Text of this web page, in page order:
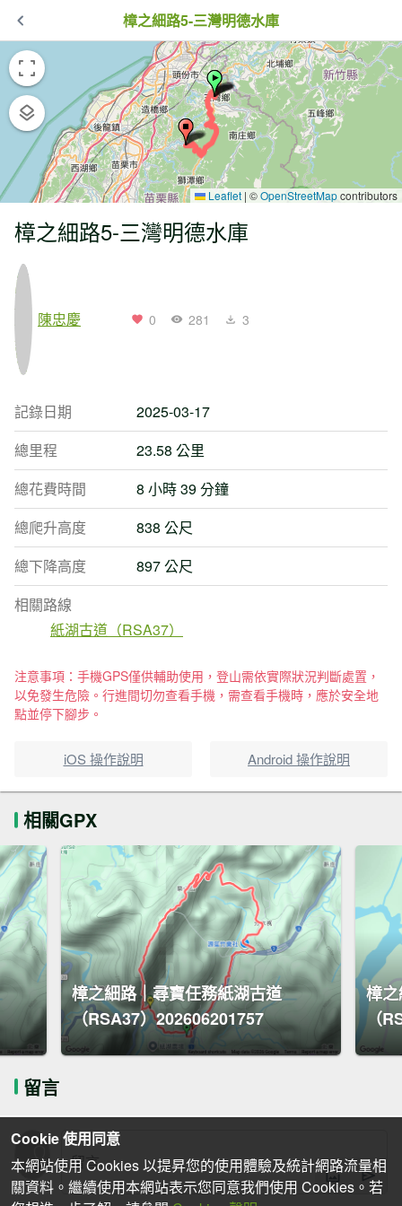
樟之細路5-三灣明德水庫
Leaflet | ©OpenStreetMapcontributors
樟之細路5-三灣明德水庫
陳忠慶 0 281 3
記錄日期
2025-03-17
總里程
23.58 公里
總花費時間
8 小時 39 分鐘
總爬升高度
838 公尺
總下降高度
897 公尺
相關路線
紙湖古道（RSA37）
注意事項：手機GPS僅供輔助使用，登山需依實際狀況判斷處置，
以免發生危險。行進間切勿查看手機，需查看手機時，應於安全地
點並停下腳步。
iOS 操作說明 Android 操作說明
相關GPX
樟之細路｜尋寶任務紙湖古道
（RSA37）202606201757
樟
（
留言
Cookie 使用同意
本網站使用 Cookies 以提昇您的使用體驗及統計網路流量相
關資料。繼續使用本網站表示您同意我們使用 Cookies。若